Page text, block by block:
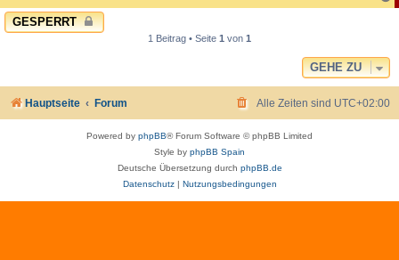
a
GESPERRT
1 Beitrag • Seite 1 von 1
GEHE ZU
Hauptseite Forum Alle Zeiten sind UTC+02:00
Powered by phpBB® Forum Software © phpBB Limited
Style by phpBB Spain
Deutsche Übersetzung durch phpBB.de
Datenschutz| Nutzungsbedingungen